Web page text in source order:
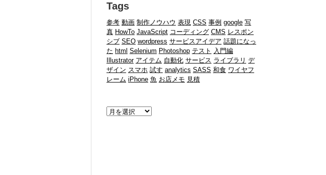
Tags
参考 動画 制作ノウハウ 表現 CSS 事例 google 写
真 HowTo JavaScript コーディング CMS レスポン
シブ SEO wordpress サービスアイデア 話題になっ
た html Selenium Photoshop テスト 入門編
Illustrator アイテム 自動化 サービス ライブラリ デ
ザイン スマホ 試す analytics SASS 和食 ワイヤフ
レーム iPhone 魚 お店メモ 見積